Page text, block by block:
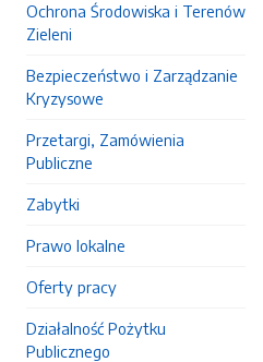
Ochrona Środowiska i Terenów
Zieleni
Bezpieczeństwo i Zarządzanie
Kryzysowe
Przetargi, Zamówienia
Publiczne
Zabytki
Prawo lokalne
Oferty pracy
Działalność Pożytku
Publicznego